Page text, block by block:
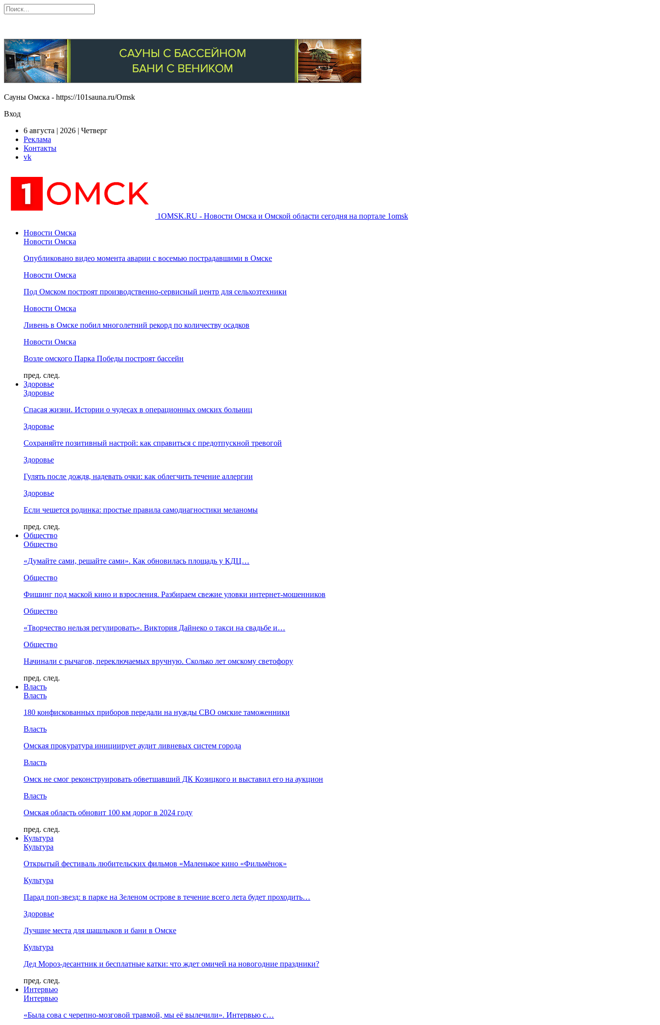
Сауны Омска - https://101sauna.ru/Omsk
Вход
6 августа | 2026 | Четверг
Реклама
Контакты
vk
1OMSK.RU - Новости Омска и Омской области сегодня на портале 1omsk
Новости Омска
Новости Омска
Опубликовано видео момента аварии с восемью пострадавшими в Омске
Новости Омска
Под Омском построят производственно-сервисный центр для сельхозтехники
Новости Омска
Ливень в Омске побил многолетний рекорд по количеству осадков
Новости Омска
Возле омского Парка Победы построят бассейн
пред. след.
Здоровье
Здоровье
Спасая жизни. Истории о чудесах в операционных омских больниц
Здоровье
Сохраняйте позитивный настрой: как справиться с предотпускной тревогой
Здоровье
Гулять после дождя, надевать очки: как облегчить течение аллергии
Здоровье
Если чешется родинка: простые правила самодиагностики меланомы
пред. след.
Общество
Общество
«Думайте сами, решайте сами». Как обновилась площадь у КДЦ…
Общество
Фишинг под маской кино и взросления. Разбираем свежие уловки интернет-мошенников
Общество
«Творчество нельзя регулировать». Виктория Дайнеко о такси на свадьбе и…
Общество
Начинали с рычагов, переключаемых вручную. Сколько лет омскому светофору
пред. след.
Власть
Власть
180 конфискованных приборов передали на нужды СВО омские таможенники
Власть
Омская прокуратура инициирует аудит ливневых систем города
Власть
Омск не смог реконструировать обветшавший ДК Козицкого и выставил его на аукцион
Власть
Омская область обновит 100 км дорог в 2024 году
пред. след.
Культура
Культура
Открытый фестиваль любительских фильмов «Маленькое кино «Фильмёнок»
Культура
Парад поп-звезд: в парке на Зеленом острове в течение всего лета будет проходить…
Здоровье
Лучшие места для шашлыков и бани в Омске
Культура
Дед Мороз-десантник и бесплатные катки: что ждет омичей на новогодние праздники?
пред. след.
Интервью
Интервью
«Была сова с черепно-мозговой травмой, мы её вылечили». Интервью с…